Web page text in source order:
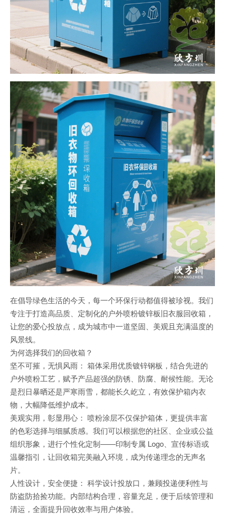
在倡导绿色生活的今天，每一个环保行动都值得被珍视。我们
专注于打造高品质、定制化的户外喷粉镀锌板旧衣服回收箱，
让您的爱心投放点，成为城市中一道坚固、美观且充满温度的
风景线。
为何选择我们的回收箱？
坚不可摧，无惧风雨： 箱体采用优质镀锌钢板，结合先进的
户外喷粉工艺，赋予产品超强的防锈、防腐、耐候性能。无论
是烈日暴晒还是严寒雨雪，都能长久屹立，有效保护箱内衣
物，大幅降低维护成本。
美观实用，彰显用心： 喷粉涂层不仅保护箱体，更提供丰富
的色彩选择与细腻质感。我们可以根据您的社区、企业或公益
组织形象，进行个性化定制——印制专属 Logo、宣传标语或
温馨指引，让回收箱完美融入环境，成为传递理念的无声名
片。
人性设计，安全便捷： 科学设计投放口，兼顾投递便利性与
防盗防拾捡功能。内部结构合理，容量充足，便于后续管理和
清运，全面提升回收效率与用户体验。